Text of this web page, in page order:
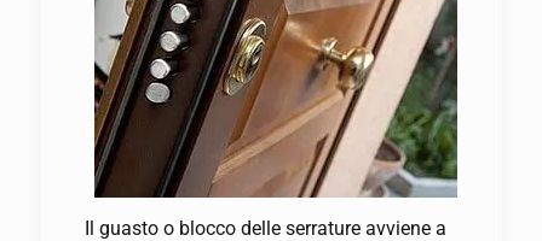
Il guasto o blocco delle serrature avviene a